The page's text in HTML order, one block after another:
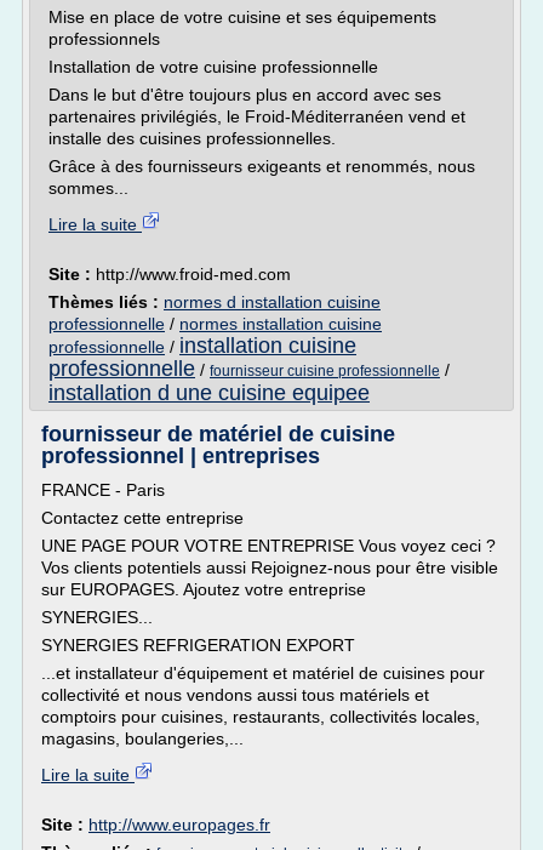
Mise en place de votre cuisine et ses équipements
professionnels
Installation de votre cuisine professionnelle
Dans le but d'être toujours plus en accord avec ses
partenaires privilégiés, le Froid-Méditerranéen vend et
installe des cuisines professionnelles.
Grâce à des fournisseurs exigeants et renommés, nous
sommes...
Lire la suite
Site : http://www.froid-med.com
Thèmes liés : normes d installation cuisine
professionnelle / normes installation cuisine
professionnelle / installation cuisine
professionnelle / fournisseur cuisine professionnelle /
installation d une cuisine equipee
fournisseur de matériel de cuisine
professionnel | entreprises
FRANCE - Paris
Contactez cette entreprise
UNE PAGE POUR VOTRE ENTREPRISE Vous voyez ceci ?
Vos clients potentiels aussi Rejoignez-nous pour être visible
sur EUROPAGES. Ajoutez votre entreprise
SYNERGIES...
SYNERGIES REFRIGERATION EXPORT
...et installateur d'équipement et matériel de cuisines pour
collectivité et nous vendons aussi tous matériels et
comptoirs pour cuisines, restaurants, collectivités locales,
magasins, boulangeries,...
Lire la suite
Site : http://www.europages.fr